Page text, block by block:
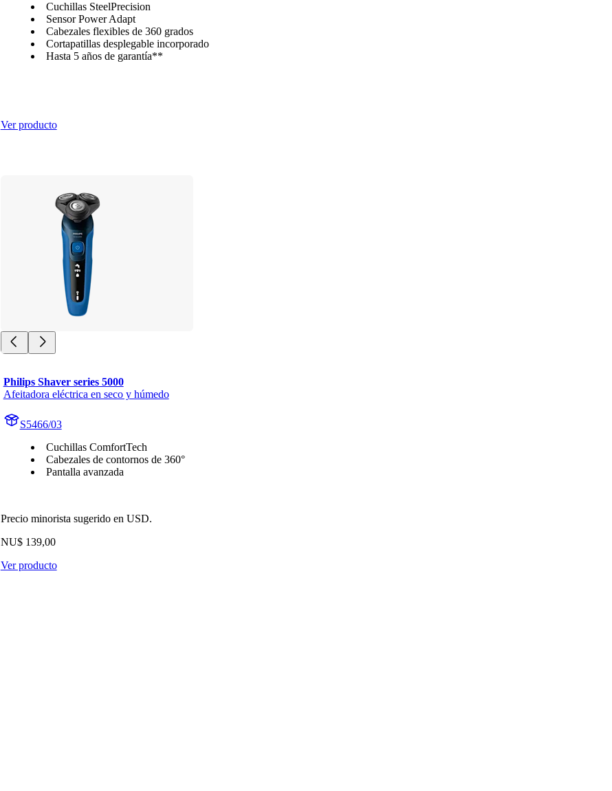
Cuchillas SteelPrecision
Sensor Power Adapt
Cabezales flexibles de 360 grados
Cortapatillas desplegable incorporado
Hasta 5 años de garantía**
Ver producto
Philips Shaver series 5000
Afeitadora eléctrica en seco y húmedo
S5466/03
Cuchillas ComfortTech
Cabezales de contornos de 360°
Pantalla avanzada
Precio minorista sugerido en USD.
NU$ 139,00
Ver producto